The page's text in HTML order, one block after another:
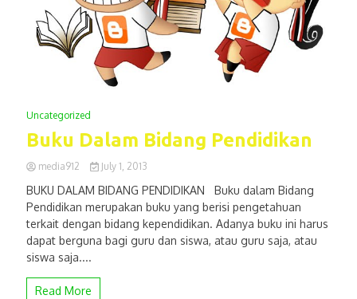
Uncategorized
Buku Dalam Bidang Pendidikan
media912 July 1, 2013
BUKU DALAM BIDANG PENDIDIKAN Buku dalam Bidang
Pendidikan merupakan buku yang berisi pengetahuan
terkait dengan bidang kependidikan. Adanya buku ini harus
dapat berguna bagi guru dan siswa, atau guru saja, atau
siswa saja....
Read More